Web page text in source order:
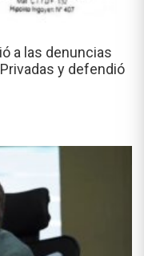
a las denuncias
y defendió